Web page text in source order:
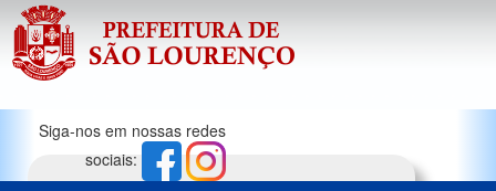
Siga-nos em nossas redes
sociais: